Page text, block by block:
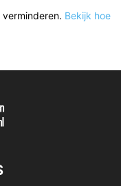
Bekijk hoe